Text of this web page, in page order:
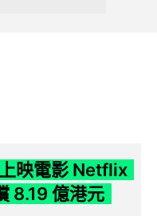
映電影 Netflix
8.19 億港元